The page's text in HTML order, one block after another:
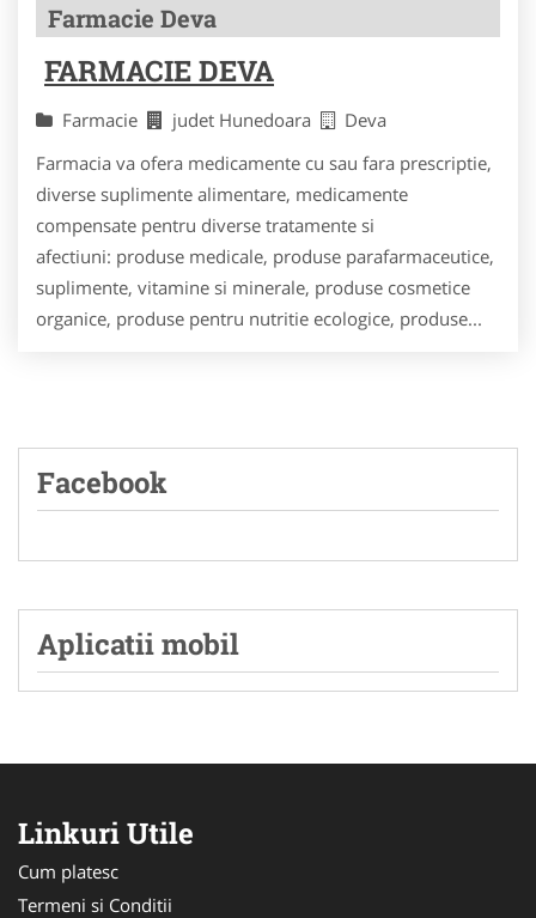
Farmacie Deva
FARMACIE DEVA
Farmacie judet Hunedoara
Deva
Farmacia va ofera medicamente cu sau fara prescriptie,
diverse suplimente alimentare, medicamente
compensate pentru diverse tratamente si
afectiuni: produse medicale, produse parafarmaceutice,
suplimente, vitamine si minerale, produse cosmetice
organice, produse pentru nutritie ecologice, produse...
Facebook
Aplicatii mobil
Linkuri Utile
Cum platesc
Termeni si Conditii